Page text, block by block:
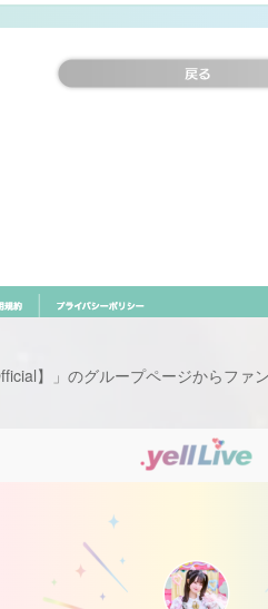
】」のグループページからファ